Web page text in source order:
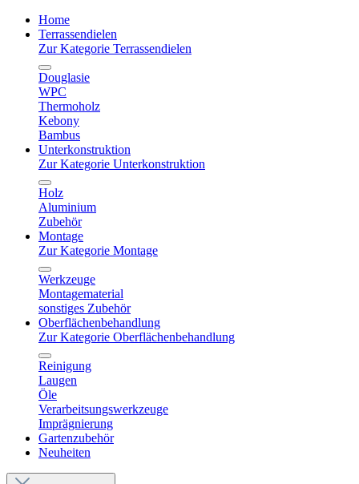
Home
Terrassendielen
Zur Kategorie Terrassendielen
Douglasie
WPC
Thermoholz
Kebony
Bambus
Unterkonstruktion
Zur Kategorie Unterkonstruktion
Holz
Aluminium
Zubehör
Montage
Zur Kategorie Montage
Werkzeuge
Montagematerial
sonstiges Zubehör
Oberflächenbehandlung
Zur Kategorie Oberflächenbehandlung
Reinigung
Laugen
Öle
Verarbeitsungswerkzeuge
Imprägnierung
Gartenzubehör
Neuheiten